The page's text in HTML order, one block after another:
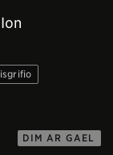
DIM AR GAEL